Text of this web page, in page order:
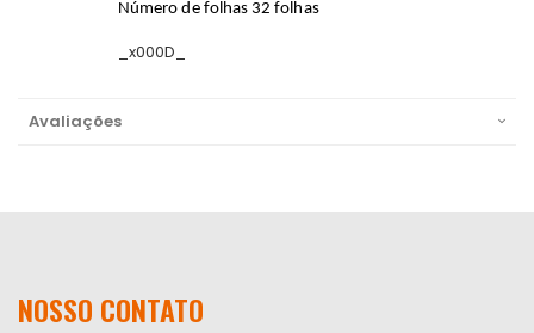
Número de folhas 32 folhas
_x000D_
Avaliações
NOSSO CONTATO